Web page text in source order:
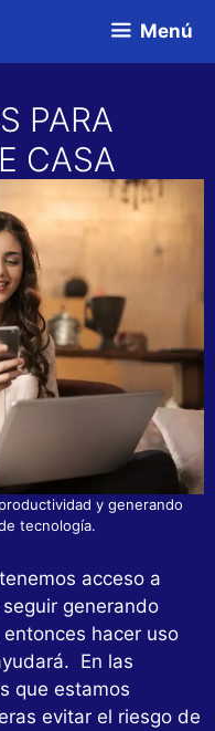
Menú
PARA
CASA
y generando
tecnología.
acceso a
generando
hacer uso
En las
que estamos
evitar el riesgo de